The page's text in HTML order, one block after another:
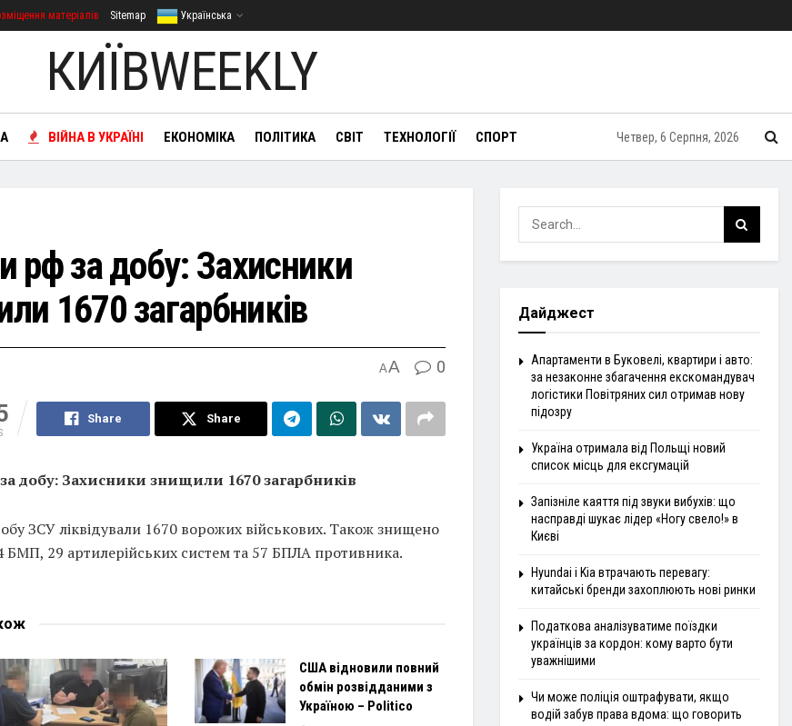
матеріалів Sitemap Українська
КИЇВWEEKLY
ВІЙНА В УКРАЇНІ ЕКОНОМІКА ПОЛІТИКА СВІТ ТЕХНОЛОГІЇ СПОРТ Четвер, 6 Серпня, 2026
рф за добу: Захисники
1670 загарбників
AA 0
Share Share
добу: Захисники знищили 1670 загарбників
ЗСУ ліквідували 1670 ворожих військових. Також знищено
БМП, 29 артилерійських систем та 57 БПЛА противника.
США відновили повний
обмін розвідданими з
Україною – Politico
Дайджест
Апартаменти в Буковелі, квартири і авто:
за незаконне збагачення екскомандувач
логістики Повітряних сил отримав нову
підозру
Україна отримала від Польщі новий
список місць для ексгумацій
Запізніле каяття під звуки вибухів: що
насправді шукає лідер «Ногу свело!» в
Києві
Hyundai і Kia втрачають перевагу:
китайські бренди захоплюють нові ринки
Податкова аналізуватиме поїздки
українців за кордон: кому варто бути
уважнішими
Чи може поліція оштрафувати, якщо
водій забув права вдома: що говорить